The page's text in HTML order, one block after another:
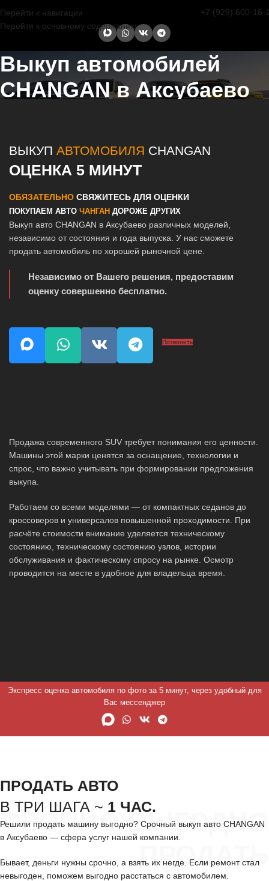
Перейти к навигации
Перейти к основному содержанию
+7 (929) 600-16-
Выкуп автомобилей
CHANGAN в Аксубаево
ВЫКУП АВТОМОБИЛЯ CHANGAN
ОЦЕНКА 5 МИНУТ
ОБЯЗАТЕЛЬНО СВЯЖИТЕСЬ ДЛЯ ОЦЕНКИ
ПОКУПАЕМ АВТО ЧАНГАН ДОРОЖЕ ДРУГИХ
Выкуп авто CHANGAN в Аксубаево различных моделей,
независимо от состояния и года выпуска. У нас сможете
продать автомобиль по хорошей рыночной цене.
Независимо от Вашего решения, предоставим
оценку совершенно бесплатно.
Позвонить
Продажа современного SUV требует понимания его ценности.
Машины этой марки ценятся за оснащение, технологии и
спрос, что важно учитывать при формировании предложения
выкупа.
Работаем со всеми моделями — от компактных седанов до
кроссоверов и универсалов повышенной проходимости. При
расчёте стоимости внимание уделяется техническому
состоянию, техническому состоянию узлов, истории
обслуживания и фактическому спросу на рынке. Осмотр
проводится на месте в удобное для владельца время.
Экспресс оценка автомобиля по фото за 5 минут, через удобный для
Вас мессенджер
СРОЧНО ВЫГОДНО
ПРОДАТЬ
ПРОДАТЬ АВТО
В ТРИ ШАГА ~ 1 ЧАС.
Решили продать машину выгодно? Срочный выкуп авто CHANGAN
в Аксубаево — сфера услуг нашей компании.
Бывает, деньги нужны срочно, а взять их негде. Если ремонт стал
невыгоден, поможем выгодно расстаться с автомобилем.